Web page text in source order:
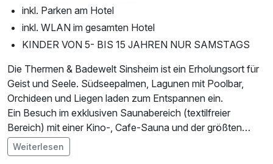
inkl. Parken am Hotel
inkl. WLAN im gesamten Hotel
KINDER VON 5- BIS 15 JAHREN NUR SAMSTAGS
Die Thermen & Badewelt Sinsheim ist ein Erholungsort für
Geist und Seele. Südseepalmen, Lagunen mit Poolbar,
Orchideen und Liegen laden zum Entspannen ein.
Ein Besuch im exklusiven Saunabereich (textilfreier
Bereich) mit einer Kino-, Cafe-Sauna und der größten
Sauna Deutschlands ist fast ein MUSS.
Im Angebot enthalten
Weiterlesen